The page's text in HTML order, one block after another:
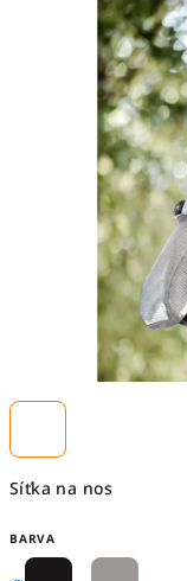
Síťka na nos
BARVA
produktu
je
0,0
z
5
hvězdiček.